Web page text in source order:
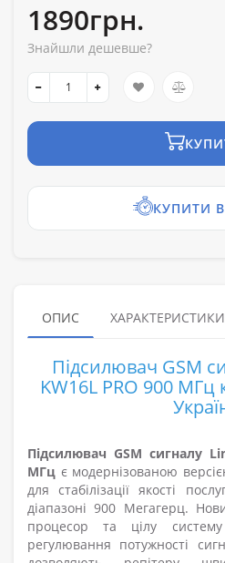
1890грн.
Знайшли дешевше?
КУПИТИ В
ОПИС ХАРАКТЕРИСТИКИ
Підсилювач GSM
KW16L PRO 900 МГц
Підсилювач GSM сигналу
МГц є модернізованою
для стабілізації якості
діапазоні 900 Мегагерц.
процесор та цілу
регулювання потужності